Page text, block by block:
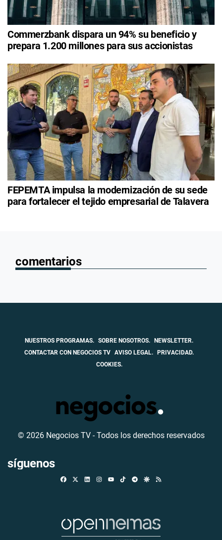
Commerzbank dispara un 94% su beneficio y
prepara 1.200 millones para sus accionistas
FEPEMTA impulsa la modernización de su sede
para fortalecer el tejido empresarial de Talavera
comentarios
NUESTROS PROGRAMAS. SOBRE NOSOTROS.
NEWSLETTER.
CONTACTAR CON NEGOCIOS TV AVISO LEGAL.
PRIVACIDAD.
COOKIES.
© 2026 Negocios TV - Todos los derechos reservados
síguenos
FacebookLinkedinInstagramTikTokTelegramGoogle Discover